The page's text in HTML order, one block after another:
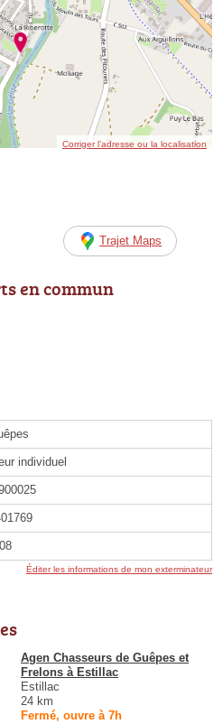
Corriger l’adresse ou la localisation
Trajet Maps
en commun
individuel
Éditer les informations de mon exterminateur
Agen Chasseurs de Guêpes et
Frelons à Estillac
Estillac
24 km
Fermé, ouvre à 7h